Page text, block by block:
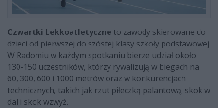
Czwartki Lekkoatletyczne to zawody skierowane do
dzieci od pierwszej do szóstej klasy szkoły podstawowej.
W Radomiu w każdym spotkaniu bierze udział około
130-150 uczestników, którzy rywalizują w biegach na
60, 300, 600 i 1000 metrów oraz w konkurencjach
technicznych, takich jak rzut piłeczką palantową, skok w
dal i skok wzwyż.